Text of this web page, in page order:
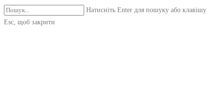
Натисніть Enter для пошуку або клавішу
Esc, щоб закрити